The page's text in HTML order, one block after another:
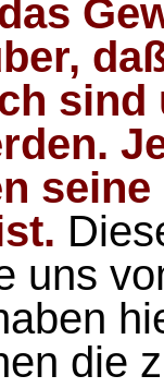
sind
uns
die